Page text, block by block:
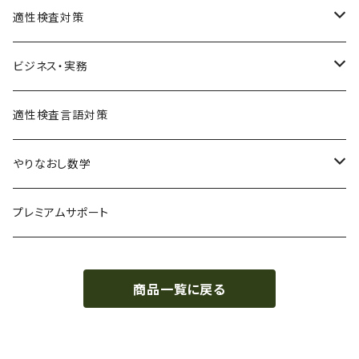
適性検査対策
SPI対策
テストセンター(SPI-G,SPI-U)
WEBテスティング
クリティカルシンキング
玉手箱・GAB対策（SHL社）
NMAT・JMAT対策
就職・転職まるっと適性検査対策
ビジネス・実務
統計
適性検査言語対策
やりなおし数学
中学数学まるっとコース
プレミアムサポート
商品一覧に戻る